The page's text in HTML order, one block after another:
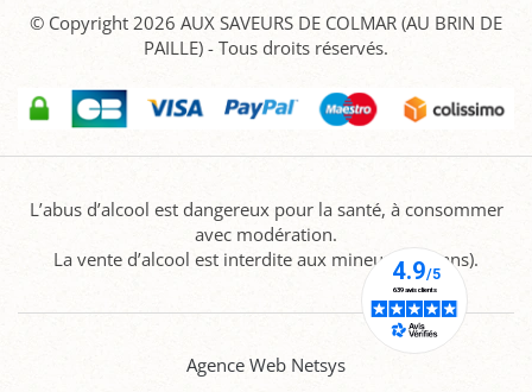
© Copyright 2026 AUX SAVEURS DE COLMAR (AU BRIN DE
PAILLE) - Tous droits réservés.
L’abus d’alcool est dangereux pour la santé, à consommer
avec modération.
La vente d’alcool est interdite aux mineurs (-18 ans).
Agence Web Netsys